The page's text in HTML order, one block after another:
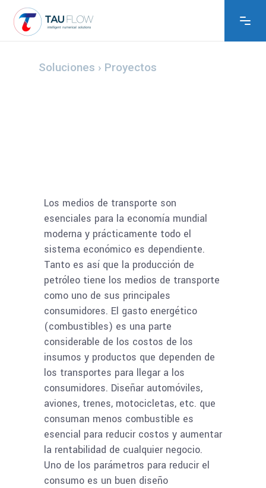
Los medios de transporte son
esenciales para la economía mundial
moderna y prácticamente todo el
sistema económico es dependiente.
Tanto es así que la producción de
petróleo tiene los medios de transporte
como uno de sus principales
consumidores. El gasto energético
(combustibles) es una parte
considerable de los costos de los
insumos y productos que dependen de
los transportes para llegar a los
consumidores. Diseñar automóviles,
aviones, trenes, motocicletas, etc. que
consuman menos combustible es
esencial para reducir costos y aumentar
la rentabilidad de cualquier negocio.
Uno de los parámetros para reducir el
consumo es un buen diseño